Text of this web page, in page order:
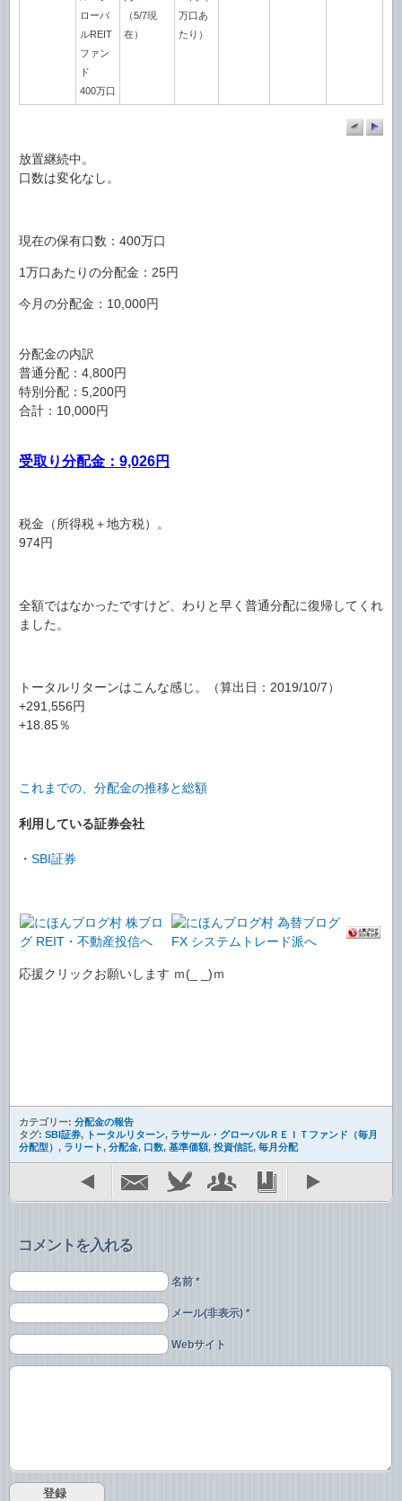
ローバ
ルREIT
ファン
ド
400万口
（5/7現
在）
万口あ
たり）
放置継続中。
口数は変化なし。
現在の保有口数：400万口
1万口あたりの分配金：25円
今月の分配金：10,000円
分配金の内訳
普通分配：4,800円
特別分配：5,200円
合計：10,000円
受取り分配金：9,026円
税金（所得税＋地方税）。
974円
全額ではなかったですけど、わりと早く普通分配に復帰してくれ
ました。
トータルリターンはこんな感じ。（算出日：2019/10/7）
+291,556円
+18.85％
これまでの、分配金の推移と総額
利用している証券会社
・ SBI証券
応援クリックお願いします ｍ(_ _)ｍ
カテゴリー: 分配金の報告
タグ: SBI証券, トータルリターン, ラサール・グローバルＲＥＩＴファンド（毎月
分配型） , ラリート, 分配金, 口数, 基準価額, 投資信託, 毎月分配
コメントを入れる
名前 *
メール(非表示) *
Webサイト